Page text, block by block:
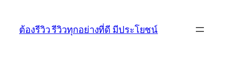
content
ต้องรีวิว รีวิวทุกอย่างที่ดี มีประโยชน์